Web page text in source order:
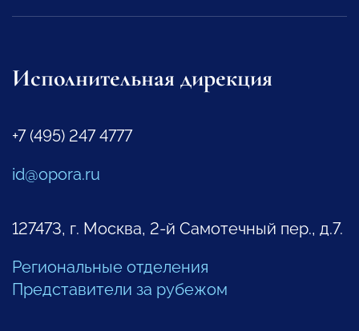
Исполнительная дирекция
+7 (495) 247 4777
id@opora.ru
127473, г. Москва, 2-й Самотечный пер., д.7.
Региональные отделения
Представители за рубежом